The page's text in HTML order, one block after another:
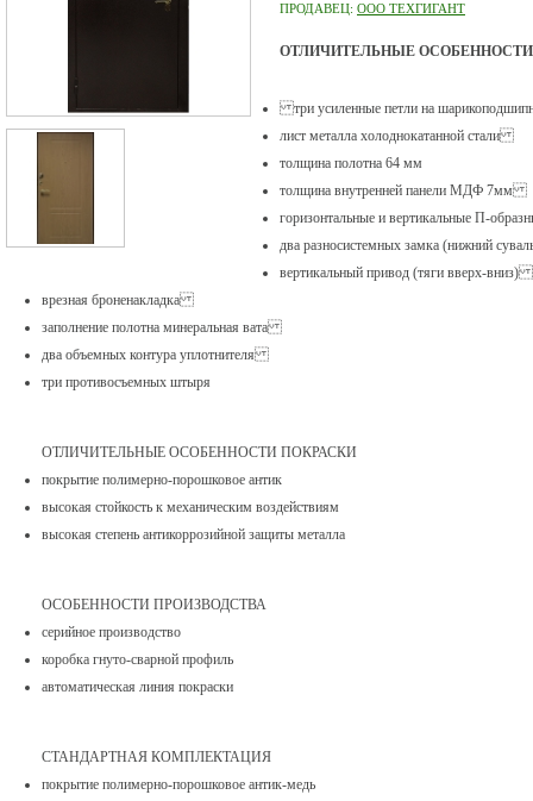
ПРОДАВЕЦ: ООО ТЕХГИГАНТ
ОТЛИЧИТЕЛЬНЫЕ ОСОБЕННОСТИ
три усиленные петли на
лист металла холоднокатанной стали
толщина полотна 64 мм
толщина внутренней панели МДФ 7мм
горизонтальные и вертикальные П-
два разносистемных замка (нижний
вертикальный привод (тяги вверх-вниз)
врезная броненакладка
заполнение полотна минеральная вата
два объемных контура уплотнителя
три противосъемных штыря
ОТЛИЧИТЕЛЬНЫЕ ОСОБЕННОСТИ ПОКРАСКИ
покрытие полимерно-порошковое антик
высокая стойкость к механическим воздействиям
высокая степень антикоррозийной защиты металла
ОСОБЕННОСТИ ПРОИЗВОДСТВА
серийное производство
коробка гнуто-сварной профиль
автоматическая линия покраски
СТАНДАРТНАЯ КОМПЛЕКТАЦИЯ
покрытие полимерно-порошковое антик-медь